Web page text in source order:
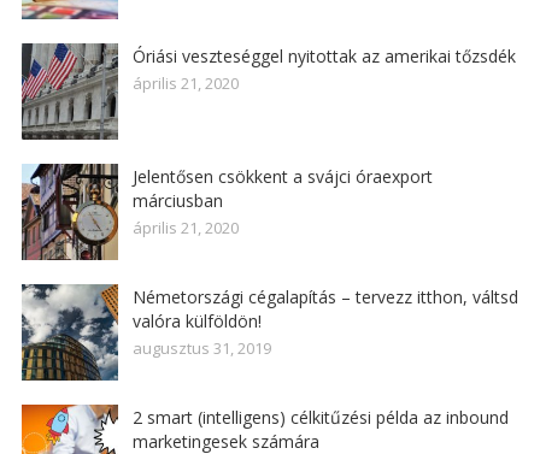
Óriási veszteséggel nyitottak az amerikai tőzsdék
április 21, 2020
Jelentősen csökkent a svájci óraexport
márciusban
április 21, 2020
Németországi cégalapítás – tervezz itthon, váltsd
valóra külföldön!
augusztus 31, 2019
2 smart (intelligens) célkitűzési példa az inbound
marketingesek számára